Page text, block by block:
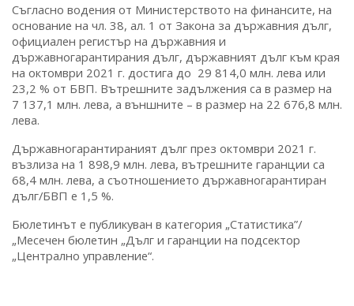
Съгласно водения от Министерството на финансите, на
основание на чл. 38, ал. 1 от Закона за държавния дълг,
официален регистър на държавния и
държавногарантирания дълг, държавният дълг към края
на октомври 2021 г. достига до 29 814,0 млн. лева или
23,2 % от БВП. Вътрешните задължения са в размер на
7 137,1 млн. лева, а външните – в размер на 22 676,8 млн.
лева.
Държавногарантираният дълг през октомври 2021 г.
възлиза на 1 898,9 млн. лева, вътрешните гаранции са
68,4 млн. лева, а съотношението държавногарантиран
дълг/БВП е 1,5 %.
Бюлетинът е публикуван в категория „Статистика”/
„Месечен бюлетин „Дълг и гаранции на подсектор
„Централно управление“.